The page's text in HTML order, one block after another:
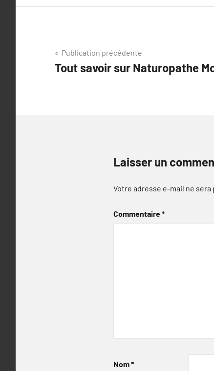
Navigation
de
Publication précédente
Tout savoir sur Naturopathe
Laisser un
Votre adresse e-mail ne sera
Commentaire*
Nom*